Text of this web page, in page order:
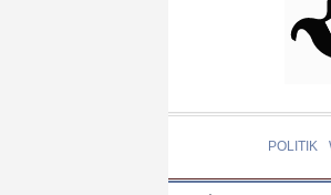
POLITIK